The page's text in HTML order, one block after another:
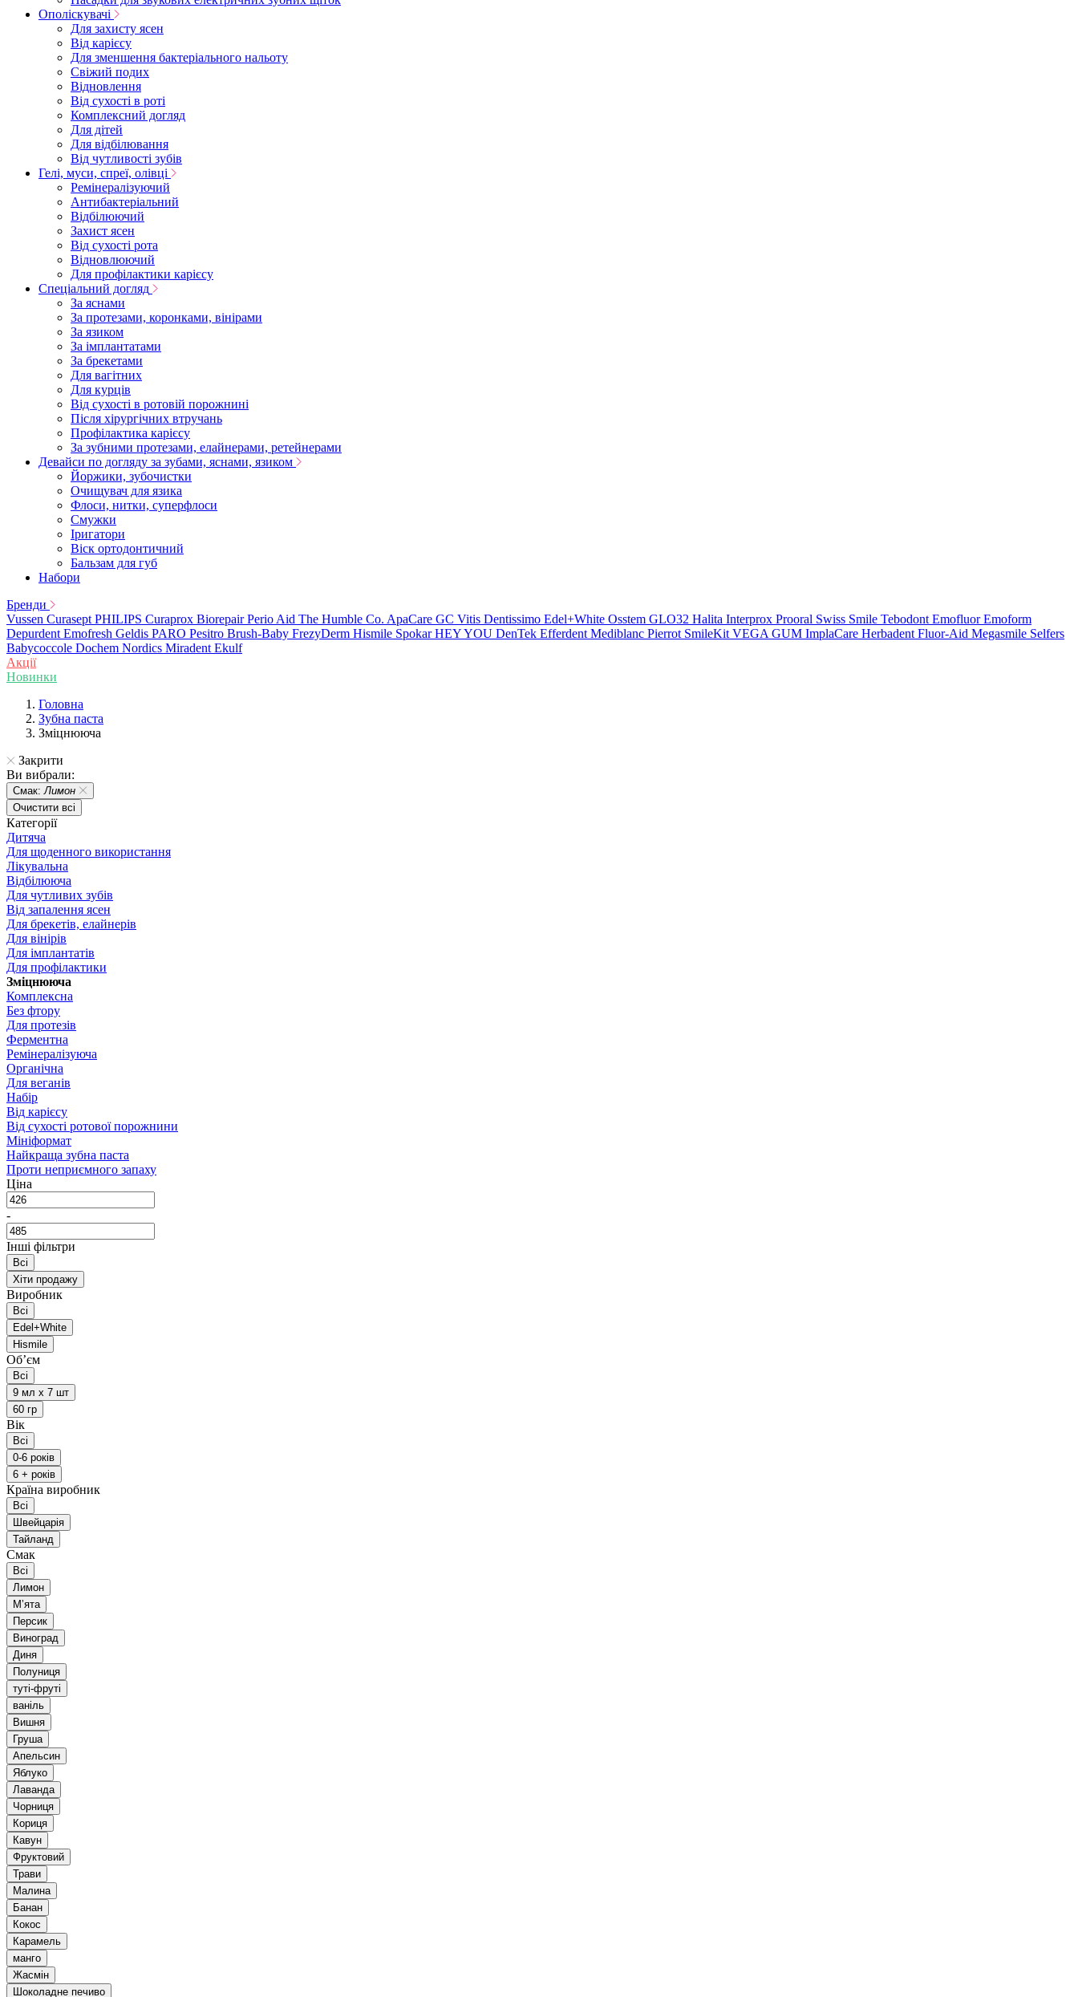
Ополіскувачі
Для захисту ясен
Від карієсу
Для зменшення бактеріального нальоту
Свіжий подих
Відновлення
Від сухості в роті
Комплексний догляд
Для дітей
Для відбілювання
Від чутливості зубів
Гелі, муси, спреї, олівці
Ремінералізуючий
Антибактеріальний
Відбілюючий
Захист ясен
Від сухості рота
Відновлюючий
Для профілактики карієсу
Спеціальний догляд
За яснами
За протезами, коронками, вінірами
За язиком
За імплантатами
За брекетами
Для вагітних
Для курців
Від сухості в ротовій порожнині
Після хірургічних втручань
Профілактика карієсу
За зубними протезами, елайнерами, ретейнерами
Девайси по догляду за зубами, яснами, язиком
Йоржики, зубочистки
Очищувач для язика
Флоси, нитки, суперфлоси
Смужки
Іригатори
Віск ортодонтичний
Бальзам для губ
Набори
Бренди
Vussen Curasept PHILIPS Curaprox Biorepair Perio Aid The Humble Co. ApaCare GC Vitis Dentissimo Edel+White Osstem GLO32 Halita Interprox Prooral Swiss Smile Tebodont Emofluor Emoform
Depurdent Emofresh Geldis PARO Pesitro Brush-Baby FrezyDerm Hismile Spokar HEY YOU DenTek Efferdent Mediblanc Pierrot SmileKit VEGA GUM ImplaCare Herbadent Fluor-Aid Megasmile Selfers
Babycoccole Dochem Nordics Miradent Ekulf
Акції
Новинки
Головна
Зубна паста
Зміцнююча
Закрити
Ви вибрали:
Смак:Лимон
Очистити всі
Категорії
Дитяча
Для щоденного використання
Лікувальна
Відбілююча
Для чутливих зубів
Від запалення ясен
Для брекетів, елайнерів
Для вінірів
Для імплантатів
Для профілактики
Зміцнююча
Комплексна
Без фтору
Для протезів
Ферментна
Ремінералізуюча
Органічна
Для веганів
Набір
Від карієсу
Від сухості ротової порожнини
Мініформат
Найкраща зубна паста
Проти неприємного запаху
Ціна
-
Інші фільтри
Всі
Хіти продажу
Виробник
Всі
Edel+White
Hismile
Обʼєм
Всі
9 мл х 7 шт
60 гр
Вік
Всі
0-6 років
6 + років
Країна виробник
Всі
Швейцарія
Тайланд
Смак
Всі
Лимон
Мʼята
Персик
Виноград
Диня
Полуниця
туті-фруті
ваніль
Вишня
Груша
Апельсин
Яблуко
Лаванда
Чорниця
Кориця
Кавун
Фруктовий
Трави
Малина
Банан
Кокос
Карамель
манго
Жасмін
Шоколадне печиво